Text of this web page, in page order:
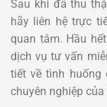
Sau khi đã thu
hãy liên hệ trực
quan tâm. Hầu
dịch vụ tư vấn
tiết về tình huống
chuyên nghiệp